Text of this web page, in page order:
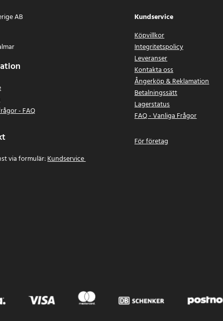
AB
- FAQ
via formulär:Kundservice
Kundservice
Köpvillkor
Integritetspolicy
Leveranser
Kontakta oss
Ångerköp & Reklamation
Betalningssätt
Lagerstatus
FAQ - Vanliga Frågor
För företag